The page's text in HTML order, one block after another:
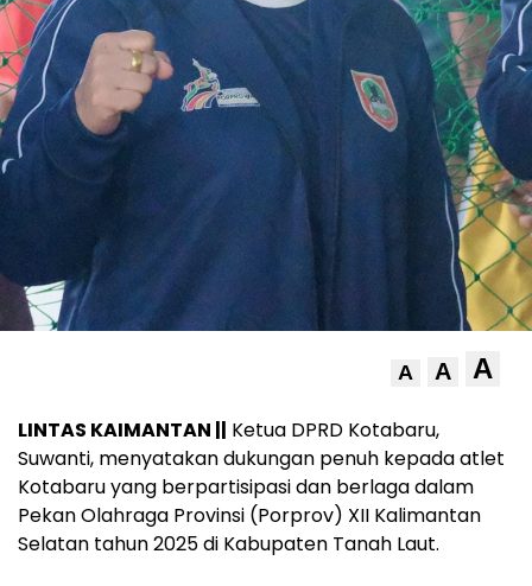
A A A
LINTAS KAIMANTAN || Ketua DPRD Kotabaru,
Suwanti, menyatakan dukungan penuh kepada atlet
Kotabaru yang berpartisipasi dan berlaga dalam
Pekan Olahraga Provinsi (Porprov) XII Kalimantan
Selatan tahun 2025 di Kabupaten Tanah Laut.